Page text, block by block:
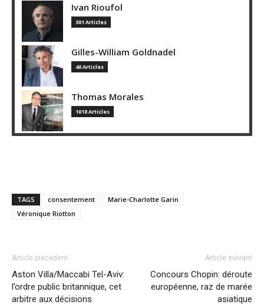
Ivan Rioufol
301 Articles
Gilles-William Goldnadel
40 Articles
Thomas Morales
1018 Articles
TAGS consentement
Marie-Charlotte Garin
Véronique Riotton
Article précédent
Aston Villa/Maccabi Tel-Aviv:
l’ordre public britannique, cet
arbitre aux décisions
Article suivant
Concours Chopin: déroute
européenne, raz de marée
asiatique